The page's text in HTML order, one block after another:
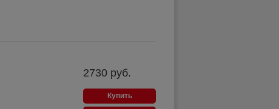
2730 руб.
Купить